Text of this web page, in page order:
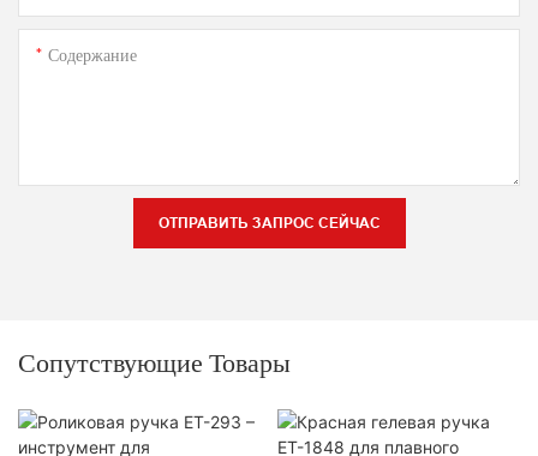
Содержание
ОТПРАВИТЬ ЗАПРОС СЕЙЧАС
Сопутствующие Товары